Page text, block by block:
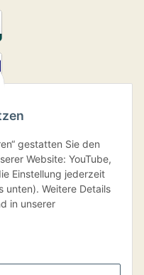
gestatten Sie den
Website: YouTube,
Einstellung jederzeit
unten). Weitere Details
in unserer